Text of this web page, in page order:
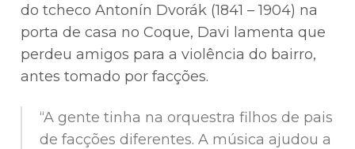
do tcheco Antonín Dvorák (1841 – 1904) na
porta de casa no Coque, Davi lamenta que
perdeu amigos para a violência do bairro,
antes tomado por facções.
“A gente tinha na orquestra filhos de pais
de facções diferentes. A música ajudou a